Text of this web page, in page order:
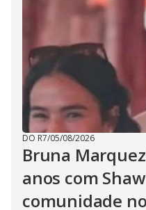
DO R7/05/08/2026
Bruna
anos com
comunidade